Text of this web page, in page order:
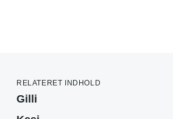
RELATERET INDHOLD
Gilli